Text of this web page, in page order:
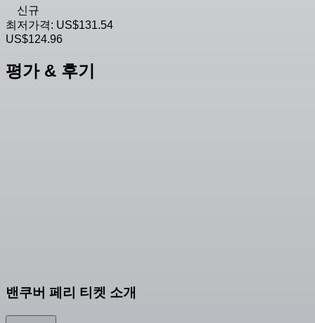
신규
최저가격: US$131.54
US$124.96
평가 & 후기
밴쿠버 페리 티켓 소개